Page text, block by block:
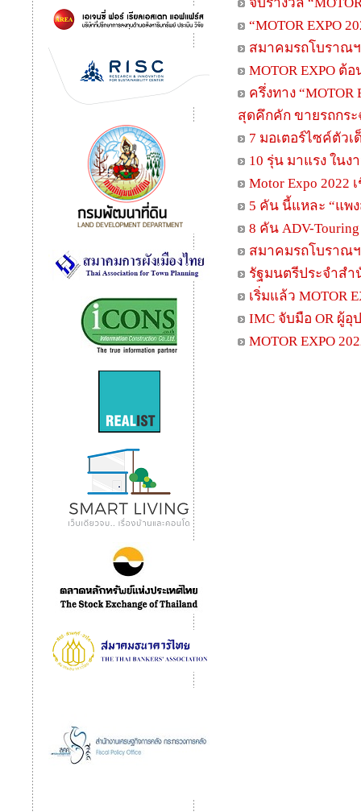
“MOTOR EXPO
สมาคมรถโบราณฯ
MOTOR EXPO ต้
ครึ่งทาง
สุดคึกคัก ขายรถกร
7 มอเตอร์ไซค์ตัวเ
10 รุ่น มาแรง ในง
Motor Expo
5 คัน นี้แหละ “แพง
8 คัน ADV-
สมาคมรถโบราณฯ
รัฐมนตรีประจำสำ
เริ่มแล้ว MOTOR
IMC จับมือ OR ผู้อุ
MOTOR EXPO